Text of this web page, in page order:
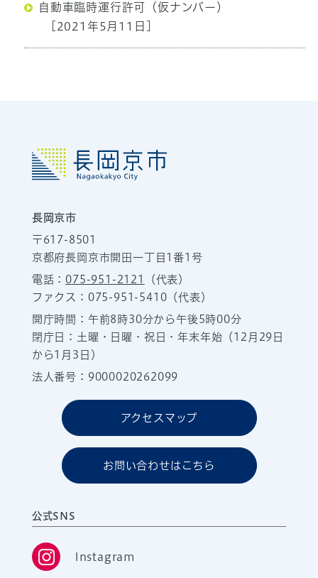
自動車臨時運行許可（仮ナンバー）
[2021年5月11日]
長岡京市
〒617-8501
京都府長岡京市開田一丁目1番1号
電話：075-951-2121
（代表）
ファクス：075-951-5410（代表）
開庁時間：午前8時30分から午後5時00分
閉庁日：土曜・日曜・祝日・年末年始（12月29日
から1月3日）
法人番号：9000020262099
アクセスマップ
お問い合わせはこちら
公式SNS
Instagram